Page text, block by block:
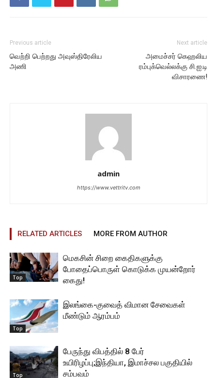
Previous article
வெற்றி பெற்றது அவுஸ்திரேலிய
அணி
Next article
அமைச்சர் கெஹலிய
ரம்புக்வெல்லக்கு சி.ஐ.டி
விசாரணை!
admin
https://www.vettritv.com
RELATED ARTICLES MORE FROM AUTHOR
Top
மெகசின் சிறை கைதிகளுக்கு
போதைப்பொருள் கொடுக்க முயன்றோர்
கைது!
Top
இலங்கை-குவைத் விமான சேவைகள்
மீண்டும் ஆரம்பம்
Top
பேருந்து விபத்தில் 8 பேர்
உயிரிழப்பு;இந்தியா, இமாச்சல பகுதியில்
சம்பவம்